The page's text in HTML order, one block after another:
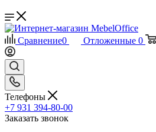
Сравнение0 Отложенные 0
Телефоны
+7 931 394-80-00
Заказать звонок